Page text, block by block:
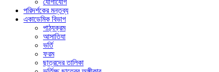
যোগাযোগ
পরিদর্শকের মন্তব্য
একাডেমিক বিভাগ
পাঠ্যক্রম
আসাতিযা
ভর্তি
ফরম
ছাত্রদের তালিকা